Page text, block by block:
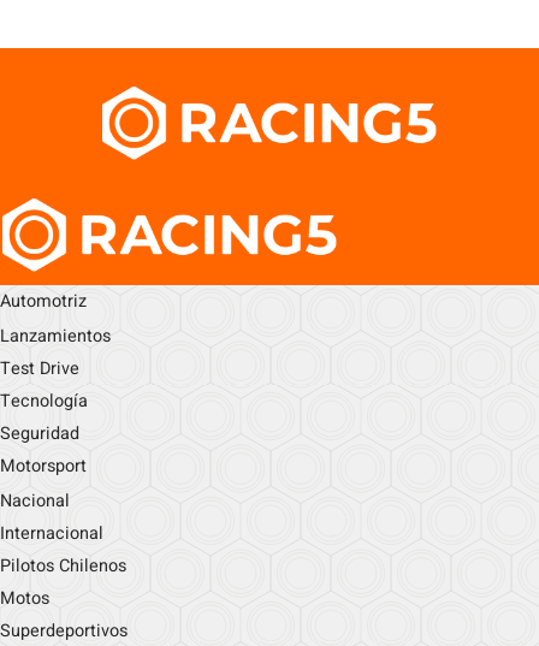
Automotriz
Lanzamientos
Test Drive
Tecnología
Seguridad
Motorsport
Nacional
Internacional
Pilotos Chilenos
Motos
Superdeportivos